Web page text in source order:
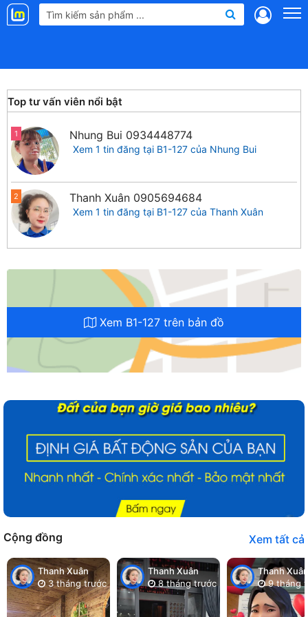
Landmap
Top tư vấn viên nổi bật
1 Nhung Bui 0934448774
Xem 1 tin đăng tại B1-127 của Nhung Bui
2 Thanh Xuân 0905694684
Xem 1 tin đăng tại B1-127 của Thanh Xuân
Xem B1-127 trên bản đồ
Cộng đồng Xem tất cả
Thanh Xuân
3 tháng trước
Thanh Xuân
8 tháng trước
Thanh Xuân
9 tháng